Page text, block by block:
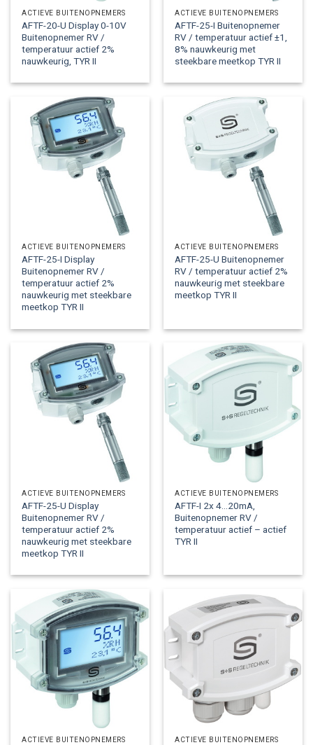
ACTIEVE BUITENOPNEMERS
AFTF-20-U Display 0-10V
Buitenopnemer RV /
temperatuur actief 2%
nauwkeurig, TYR II
ACTIEVE BUITENOPNEMERS
AFTF-25-I Buitenopnemer
RV / temperatuur actief ±1,
8% nauwkeurig met
steekbare meetkop TYR II
ACTIEVE BUITENOPNEMERS
AFTF-25-I Display
Buitenopnemer RV /
temperatuur actief 2%
nauwkeurig met steekbare
meetkop TYR II
ACTIEVE BUITENOPNEMERS
AFTF-25-U Buitenopnemer
RV / temperatuur actief 2%
nauwkeurig met steekbare
meetkop TYR II
ACTIEVE BUITENOPNEMERS
AFTF-25-U Display
Buitenopnemer RV /
temperatuur actief 2%
nauwkeurig met steekbare
meetkop TYR II
ACTIEVE BUITENOPNEMERS
AFTF-I 2x 4…20mA,
Buitenopnemer RV /
temperatuur actief – actief
TYR II
ACTIEVE BUITENOPNEMERS ACTIEVE BUITENOPNEMERS